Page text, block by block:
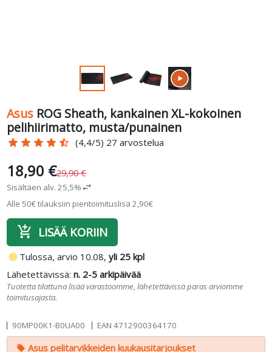
Asus ROG Sheath, kankainen XL-kokoinen
pelihiirimatto, musta/punainen
star star star star star_half (4,4/5) 27 arvostelua
18,90 €29,90 €
Sisältäen alv. 25,5%swap_horiz
Alle 50€ tilauksiin pientoimituslisä 2,90€
add_shopping_cart LISÄÄ KORIIN
fiber_manual_record Tulossa, arvio 10.08,yli 25 kpl
Lähetettävissä:n. 2-5 arkipäivää
Tuotetta tilattuna lisää varastoomme, lähetettävissä paras arviomme
toimitusajasta.
90MP00K1-B0UA00 EAN 4712900364170
local_offer Asus pelitarvikkeiden kuukausitarjoukset